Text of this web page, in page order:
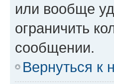
или вообще
ограничить
сообщении.
Вернуться к